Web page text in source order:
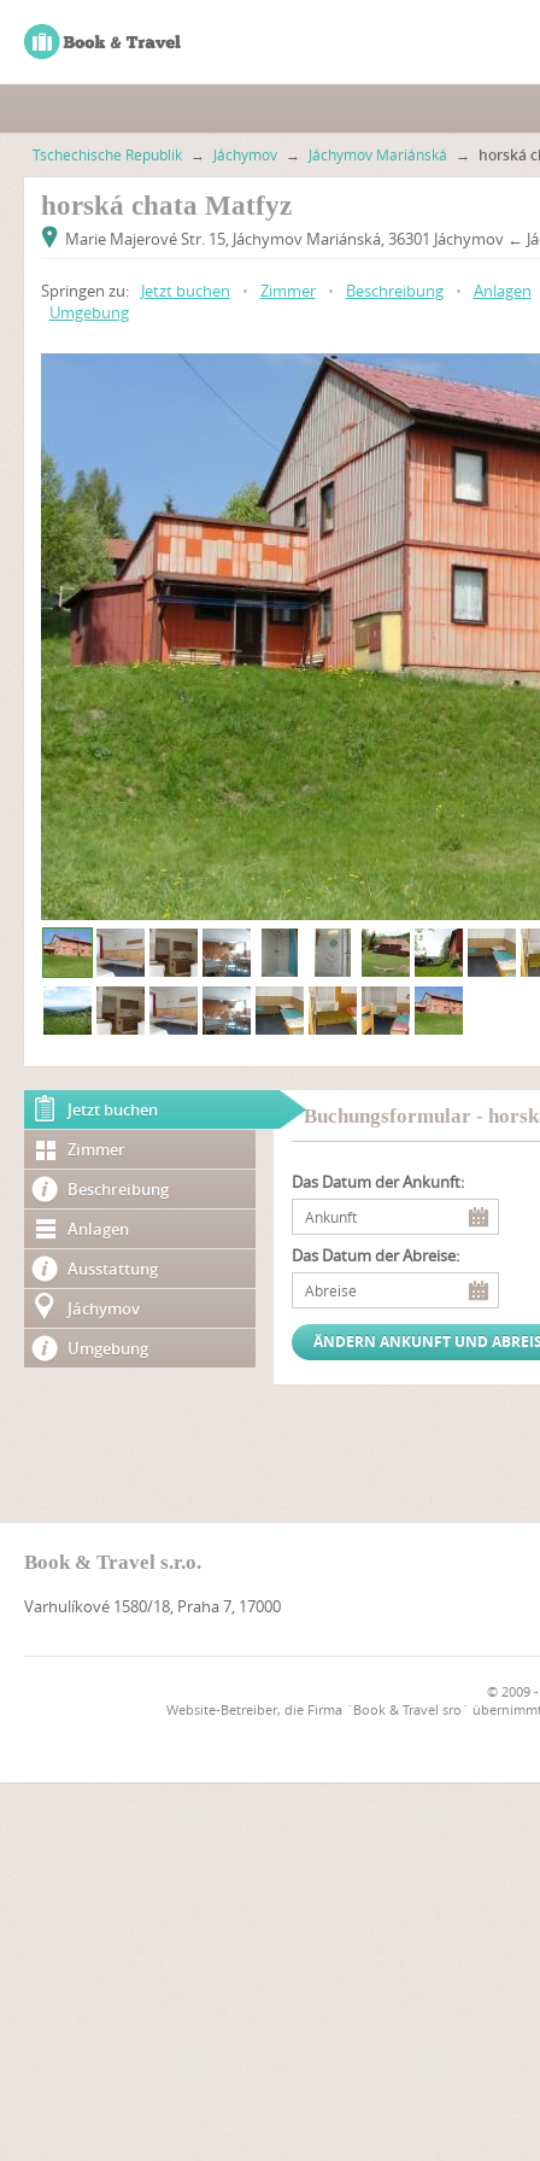
Tschechische Republik → Jáchymov → Jáchymov Mariánská → horská
horská chata Matfyz
Marie Majerové Str. 15, Jáchymov Mariánská, 36301 Jáchymov ←
Springen zu: Jetzt buchen • Zimmer • Beschreibung •
Anlagen
Umgebung
Jetzt buchen
Zimmer
Beschreibung
Anlagen
Ausstattung
Jáchymov
Umgebung
Buchungsformular -
Das Datum der Ankunft:
Das Datum der Abreise:
Book & Travel s.r.o.
Varhulíkové 1580/18, Praha 7, 17000
© 2009
Website-Betreiber, die Firma `Book & Travel sro`